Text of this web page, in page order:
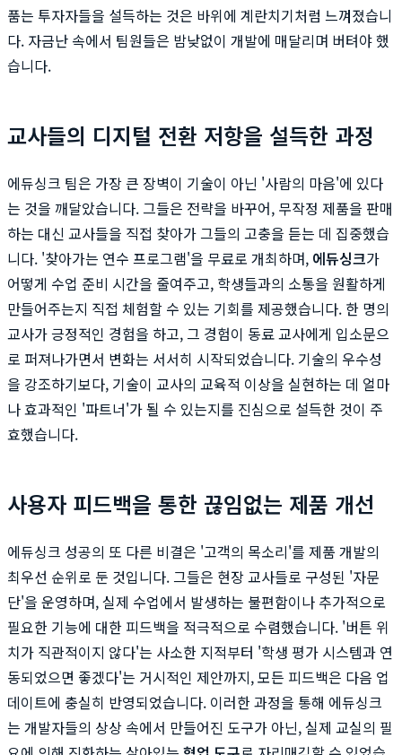
품는 투자자들을 설득하는 것은 바위에 계란치기처럼 느껴졌습니
다. 자금난 속에서 팀원들은 밤낮없이 개발에 매달리며 버텨야 했
습니다.
교사들의 디지털 전환 저항을 설득한 과정
에듀싱크 팀은 가장 큰 장벽이 기술이 아닌 '사람의 마음'에 있다
는 것을 깨달았습니다. 그들은 전략을 바꾸어, 무작정 제품을 판매
하는 대신 교사들을 직접 찾아가 그들의 고충을 듣는 데 집중했습
니다. '찾아가는 연수 프로그램'을 무료로 개최하며, 에듀싱크가
어떻게 수업 준비 시간을 줄여주고, 학생들과의 소통을 원활하게
만들어주는지 직접 체험할 수 있는 기회를 제공했습니다. 한 명의
교사가 긍정적인 경험을 하고, 그 경험이 동료 교사에게 입소문으
로 퍼져나가면서 변화는 서서히 시작되었습니다. 기술의 우수성
을 강조하기보다, 기술이 교사의 교육적 이상을 실현하는 데 얼마
나 효과적인 '파트너'가 될 수 있는지를 진심으로 설득한 것이 주
효했습니다.
사용자 피드백을 통한 끊임없는 제품 개선
에듀싱크 성공의 또 다른 비결은 '고객의 목소리'를 제품 개발의
최우선 순위로 둔 것입니다. 그들은 현장 교사들로 구성된 '자문
단'을 운영하며, 실제 수업에서 발생하는 불편함이나 추가적으로
필요한 기능에 대한 피드백을 적극적으로 수렴했습니다. '버튼 위
치가 직관적이지 않다'는 사소한 지적부터 '학생 평가 시스템과 연
동되었으면 좋겠다'는 거시적인 제안까지, 모든 피드백은 다음 업
데이트에 충실히 반영되었습니다. 이러한 과정을 통해 에듀싱크
는 개발자들의 상상 속에서 만들어진 도구가 아닌, 실제 교실의 필